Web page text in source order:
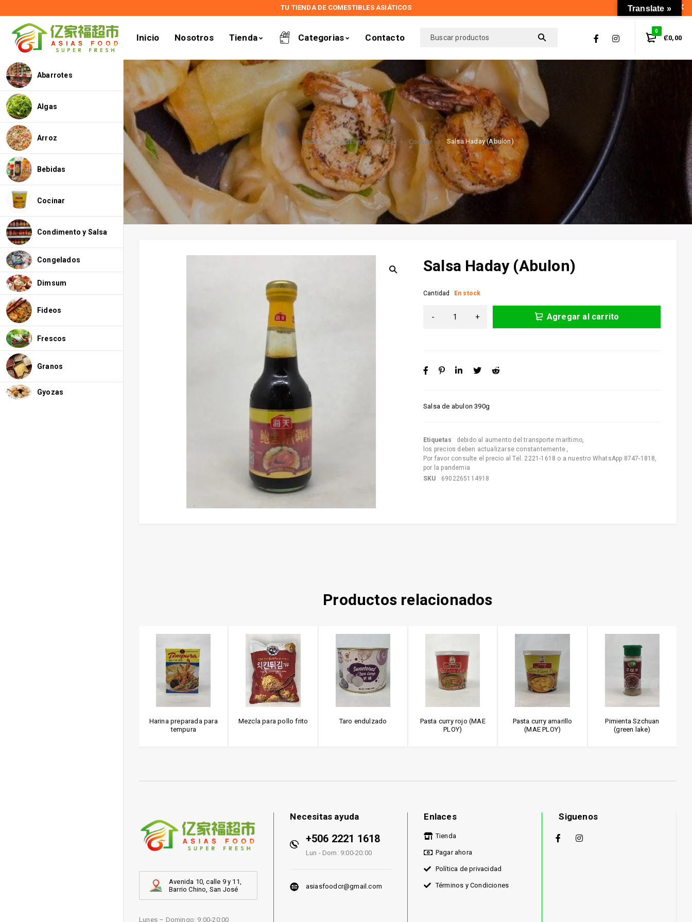
TU TIENDA DE COMESTIBLES ASIÁTICOS
Inicio Nosotros Tienda Categorias Contacto
0
₡0,00
Abarrotes
Algas
Arroz
Bebidas
Cocinar
Condimento y Salsa
Congelados
Dimsum
Fideos
Frescos
Granos
Gyozas
Inicio Condimento y Salsa Cocinar Salsa Haday (Abulon)
Salsa Haday (Abulon)
Salsa de abulon 390g
Cantidad En stock
Agregar al carrito
Etiquetas debido al aumento del transporte marítimo
los precios deben actualizarse constantemente.
Por favor consulte el precio al Tel. 2221-1618 o a nuestro WhatsApp 8747-1818
por la pandemia
SKU
6902265114918
Productos relacionados
Harina preparada para
tempura
Mezcla para pollo frito Taro endulzado
Pasta curry rojo (MAE
PLOY)
Pasta curry amarillo
(MAE PLOY)
Pimienta Szchuan
(green lake)
Avenida 10, calle 9 y 11,
Barrio Chino, San José
Lunes – Domingo: 9:00-20:00
Necesitas ayuda
+506 2221 1618
Lun - Dom: 9:00-20:00
asiasfoodcr@gmail.com
Enlaces
Tienda
Pagar ahora
Política de privacidad
Términos y Condiciones
Siguenos
Translate »